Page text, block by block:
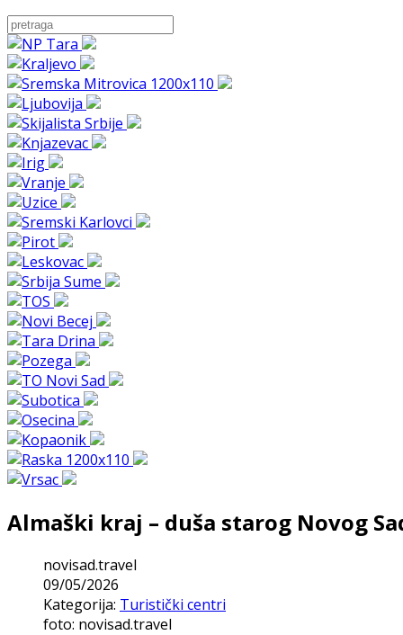
Almaški kraj – duša starog Novog
novisad.travel
09/05/2026
Kategorija: Turistički centri
foto: novisad.travel